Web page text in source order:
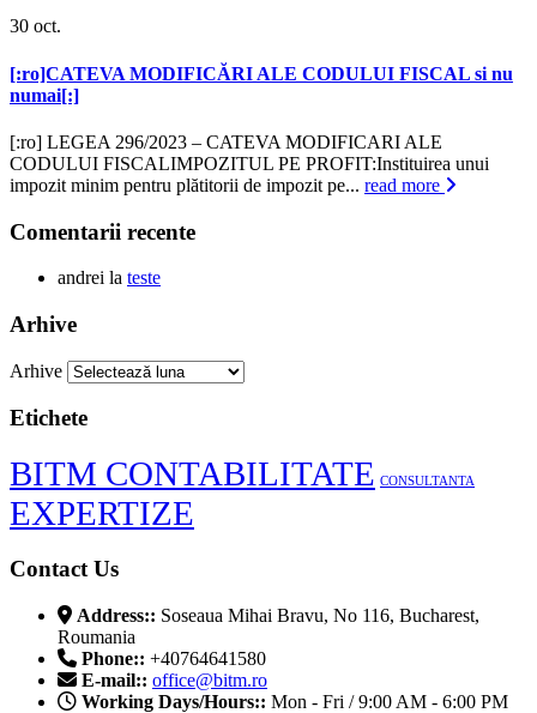
30 oct.
[:ro]CATEVA MODIFICĂRI ALE CODULUI FISCAL si nu
numai[:]
[:ro] LEGEA 296/2023 – CATEVA MODIFICARI ALE
CODULUI FISCALIMPOZITUL PE PROFIT:Instituirea unui
impozit minim pentru plătitorii de impozit pe... read more
Comentarii recente
andrei la teste
Arhive
Arhive
Etichete
BITM CONTABILITATE CONSULTANTA
EXPERTIZE
Contact Us
Address:: Soseaua Mihai Bravu, No 116, Bucharest,
Roumania
Phone:: +40764641580
E-mail:: office@bitm.ro
Working Days/Hours:: Mon - Fri / 9:00 AM - 6:00 PM